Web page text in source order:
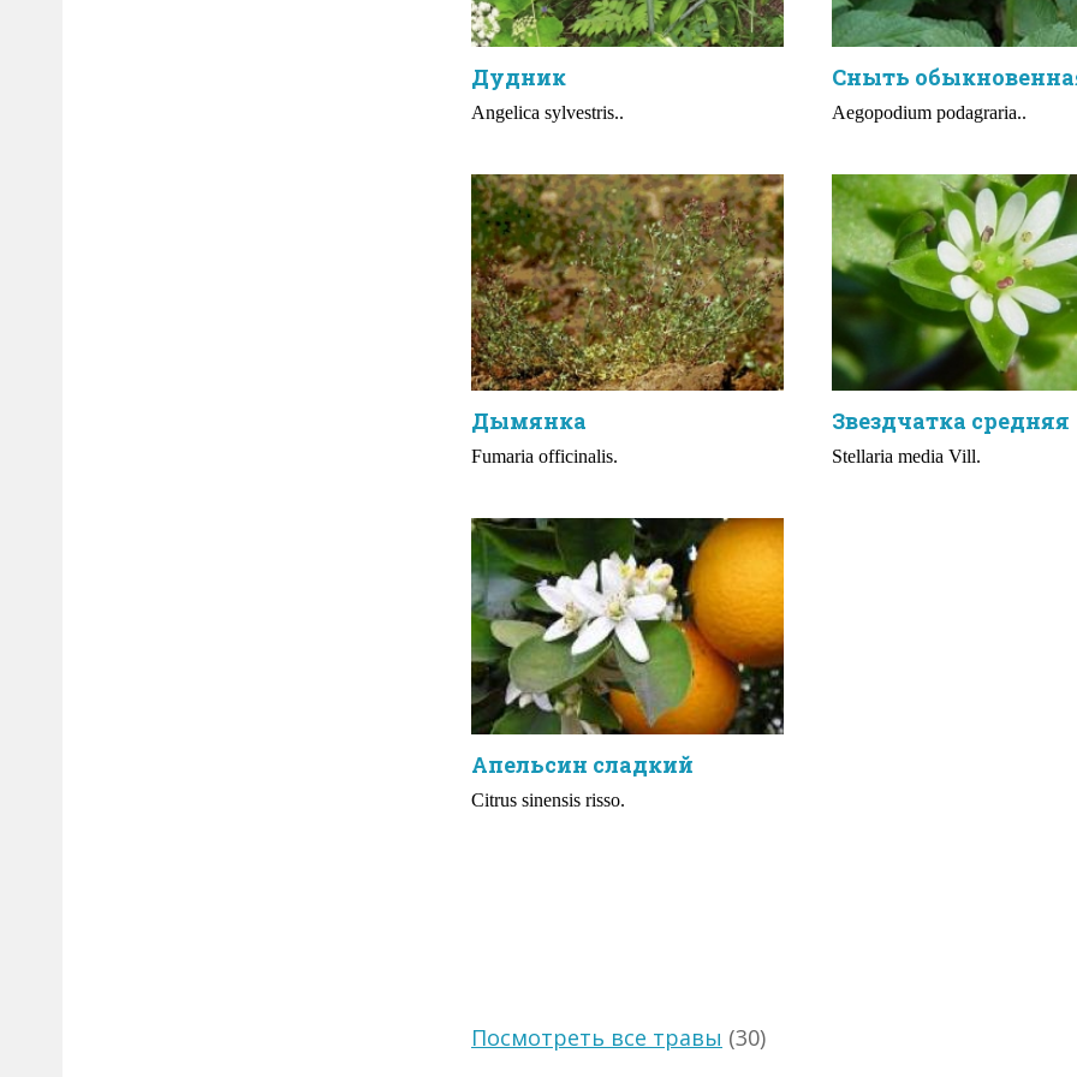
Дудник
Angelica sylvestris..
Сныть
Aegopodium podagraria..
Дымянка
Fumaria officinalis.
Звездчатка средняя
Stellaria media Vill.
Апельсин сладкий
Citrus sinensis risso.
Посмотреть все травы (30)